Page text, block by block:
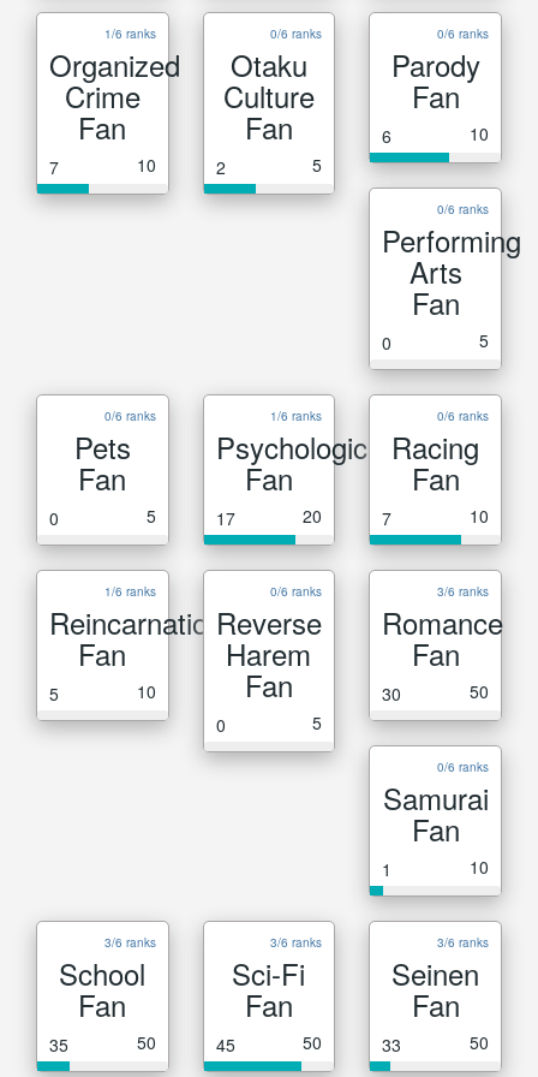
1/6 ranks
Organized
Crime
Fan
7 10
0/6 ranks
Otaku
Culture
Fan
2 5
0/6 ranks
Parody
Fan
6 10
0/6 ranks
Performing
Arts
Fan
0 5
0/6 ranks
Pets
Fan
0 5
1/6 ranks
Psychological
Fan
17 20
0/6 ranks
Racing
Fan
7 10
1/6 ranks
Reincarnation
Fan
5 10
0/6 ranks
Reverse
Harem
Fan
0 5
3/6 ranks
Romance
Fan
30 50
0/6 ranks
Samurai
Fan
1 10
3/6 ranks
School
Fan
35 50
3/6 ranks
Sci-Fi
Fan
45 50
3/6 ranks
Seinen
Fan
33 50